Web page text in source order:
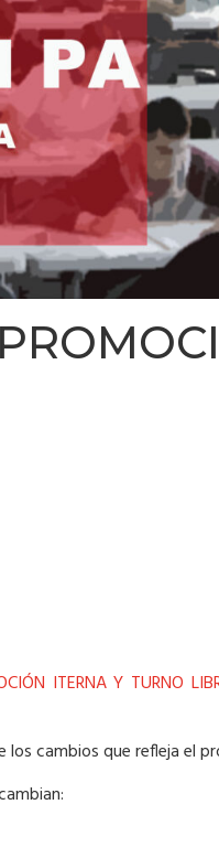
ITERNA Y TURNO
cambios que refleja el